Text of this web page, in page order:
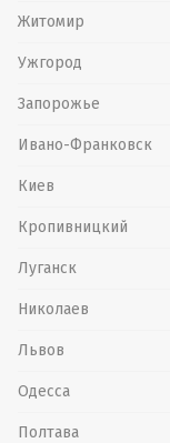
Житомир
Ужгород
Запорожье
Ивано-Франковск
Киев
Кропивницкий
Луганск
Николаев
Львов
Одесса
Полтава